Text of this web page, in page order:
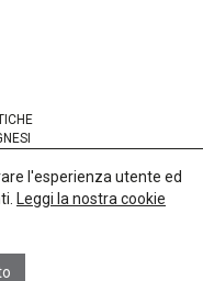
l'esperienza utente ed
Leggi la nostra cookie